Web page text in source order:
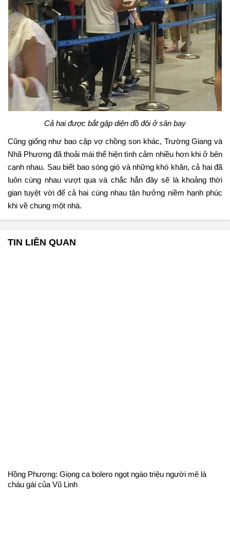
Cả hai được bắt gặp diện đồ đôi ở sân bay
Cũng giống như bao cặp vợ chồng son khác, Trường Giang và
Nhã Phương đã thoải mái thể hiện tình cảm nhiều hơn khi ở bên
cạnh nhau. Sau biết bao sóng gió và những khó khăn, cả hai đã
luôn cùng nhau vượt qua và chắc hẳn đây sẽ là khoảng thời
gian tuyệt vời để cả hai cùng nhau tận hưởng niềm hạnh phúc
khi về chung một nhà.
TIN LIÊN QUAN
Hồng Phượng: Giọng ca bolero ngọt ngào triệu người mê là
cháu gái của Vũ Linh